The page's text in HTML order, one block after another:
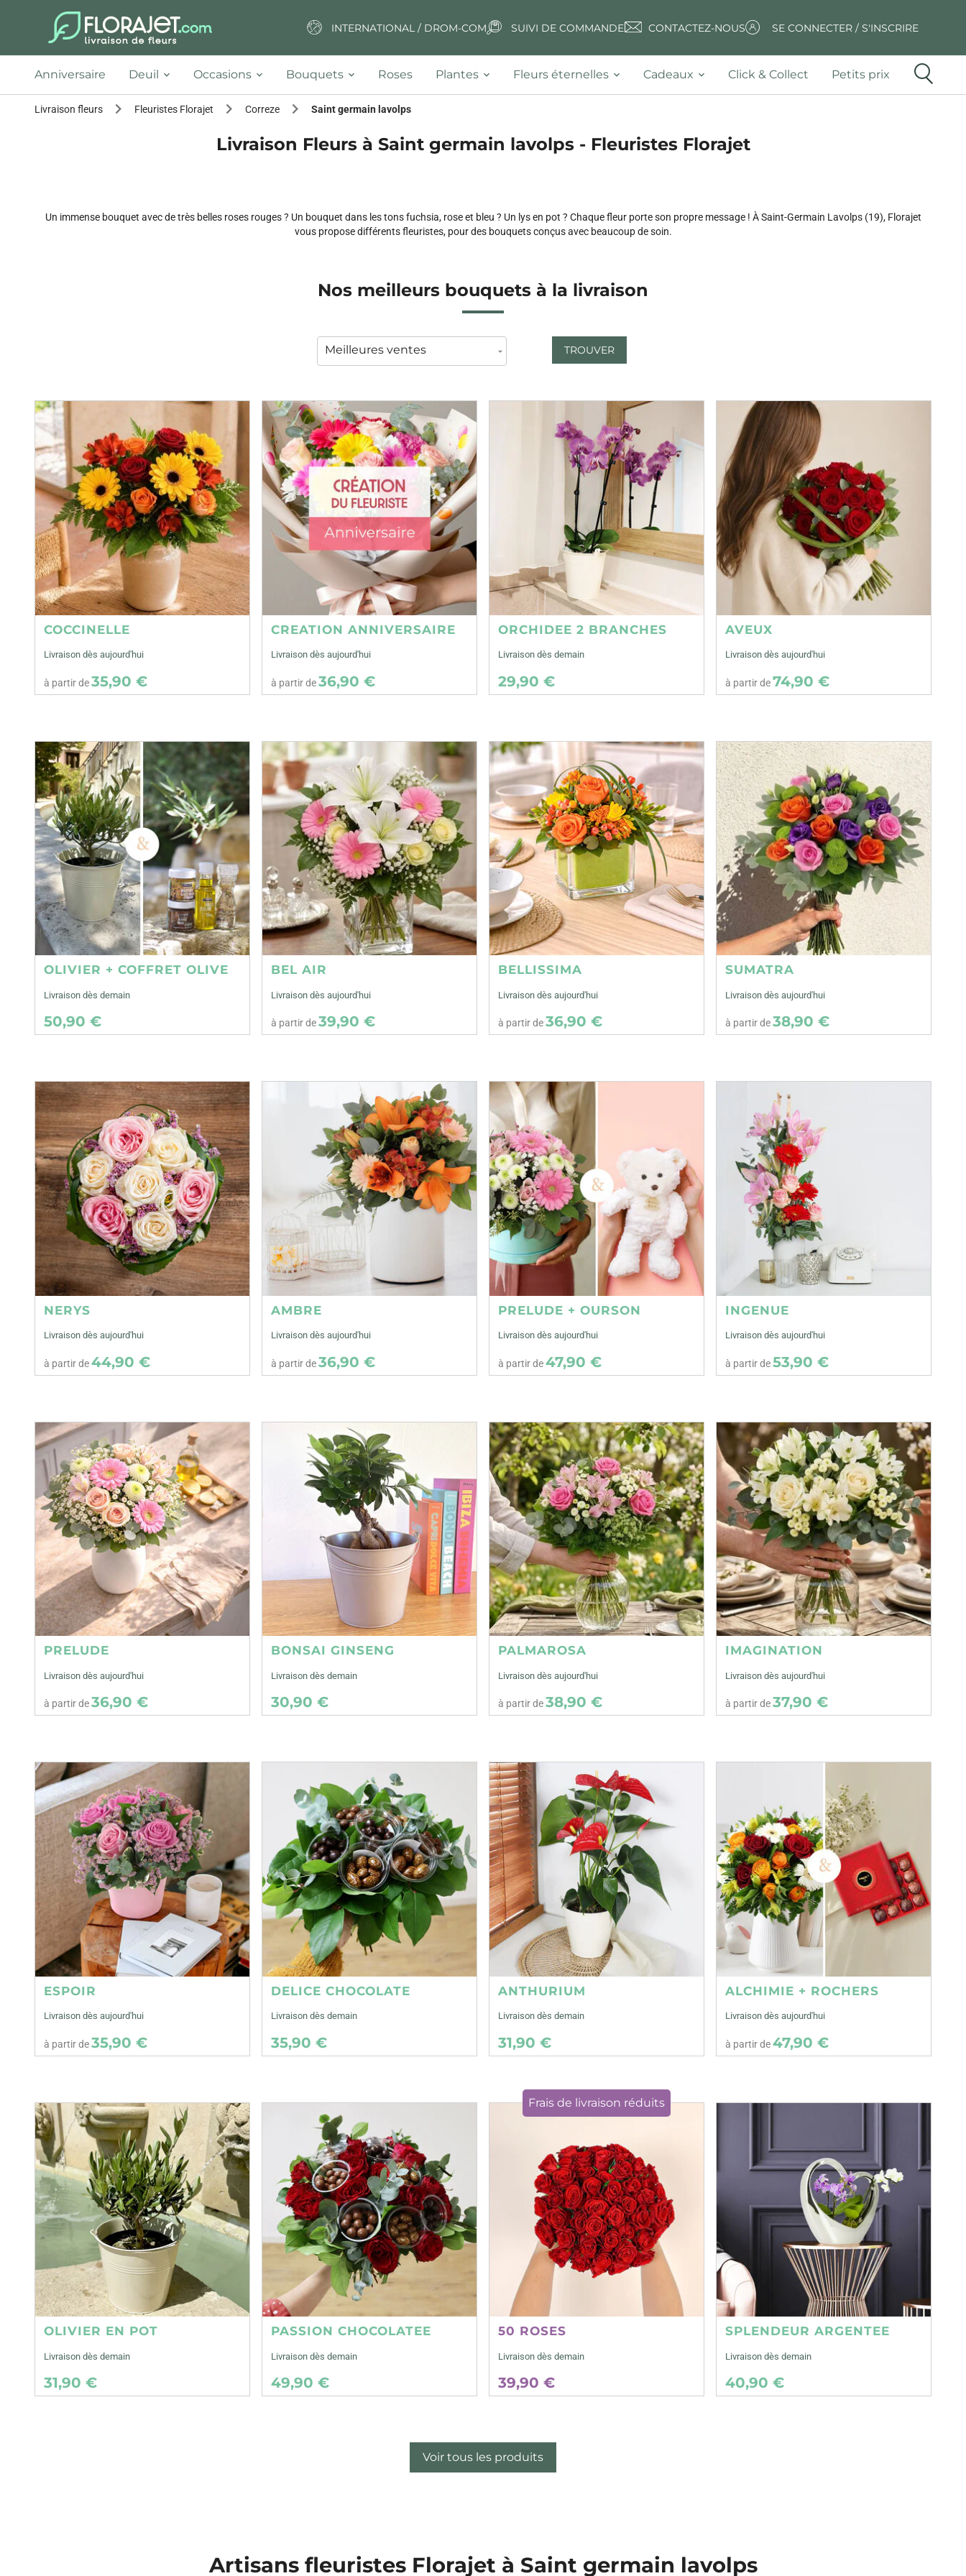
INTERNATIONAL / DROM-COM SUIVI DE COMMANDE CONTACTEZ-NOUS SE CONNECTER / S'INSCRIRE
Anniversaire Deuil Occasions Bouquets Roses Plantes Fleurs éternelles Cadeaux Click & Collect Petits prix
Livraison fleurs Fleuristes Florajet Correze Saint germain lavolps
Livraison Fleurs à Saint germain lavolps - Fleuristes Florajet
Un immense bouquet avec de très belles roses rouges ? Un bouquet dans les tons fuchsia, rose et bleu ? Un lys en pot ? Chaque fleur porte son propre message ! À Saint-Germain Lavolps (19), Florajet
vous propose différents fleuristes, pour des bouquets conçus avec beaucoup de soin.
Nos meilleurs bouquets à la livraison
TROUVER
COCCINELLE
Livraison dès aujourd'hui
à partir de35,90 €
CREATION ANNIVERSAIRE
Livraison dès aujourd'hui
à partir de36,90 €
ORCHIDEE 2 BRANCHES
Livraison dès demain
29,90 €
AVEUX
Livraison dès aujourd'hui
à partir de74,90 €
OLIVIER + COFFRET OLIVE
Livraison dès demain
50,90 €
BEL AIR
Livraison dès aujourd'hui
à partir de39,90 €
BELLISSIMA
Livraison dès aujourd'hui
à partir de36,90 €
SUMATRA
Livraison dès aujourd'hui
à partir de38,90 €
NERYS
Livraison dès aujourd'hui
à partir de44,90 €
AMBRE
Livraison dès aujourd'hui
à partir de36,90 €
PRELUDE + OURSON
Livraison dès aujourd'hui
à partir de47,90 €
INGENUE
Livraison dès aujourd'hui
à partir de53,90 €
PRELUDE
Livraison dès aujourd'hui
à partir de36,90 €
BONSAI GINSENG
Livraison dès demain
30,90 €
PALMAROSA
Livraison dès aujourd'hui
à partir de38,90 €
IMAGINATION
Livraison dès aujourd'hui
à partir de37,90 €
ESPOIR
Livraison dès aujourd'hui
à partir de35,90 €
DELICE CHOCOLATE
Livraison dès demain
35,90 €
ANTHURIUM
Livraison dès demain
31,90 €
ALCHIMIE + ROCHERS
Livraison dès aujourd'hui
à partir de47,90 €
OLIVIER EN POT
Livraison dès demain
31,90 €
PASSION CHOCOLATEE
Livraison dès demain
49,90 €
Frais de livraison réduits
50 ROSES
Livraison dès demain
39,90 €
SPLENDEUR ARGENTEE
Livraison dès demain
40,90 €
Voir tous les produits
Artisans fleuristes Florajet à Saint germain lavolps